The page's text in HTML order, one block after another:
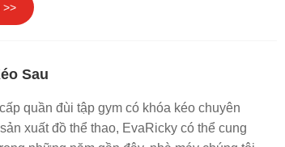
>>
Sau
quần đùi tập gym có khóa kéo chuyên
xuất đồ thể thao, EvaRicky có thể cung